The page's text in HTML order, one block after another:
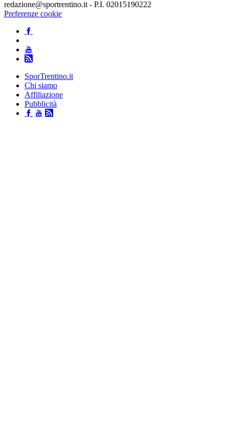
redazione@sportrentino.it - P.I. 02015190222
Preferenze cookie
SporTrentino.it
Chi siamo
Affiliazione
Pubblicità